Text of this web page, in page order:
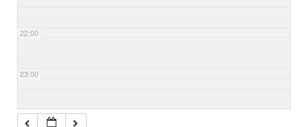
22:00
23:00